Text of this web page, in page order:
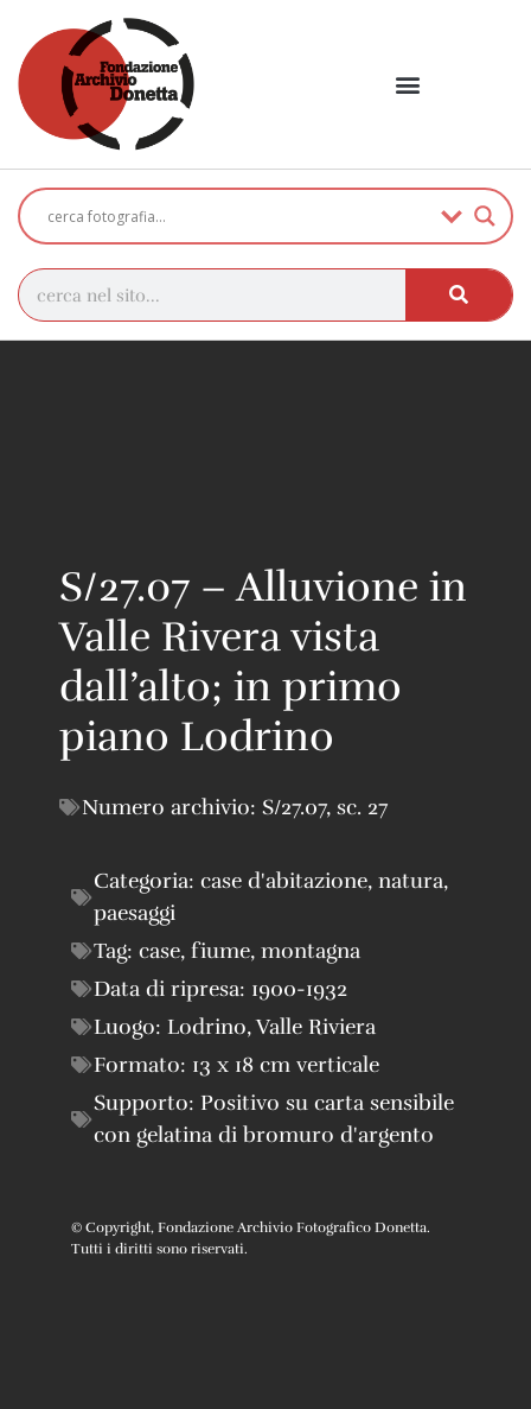
S/27.07 – Alluvione in
Valle Rivera vista
dall’alto; in primo
piano Lodrino
Numero archivio: S/27.07, sc. 27
Categoria: case d'abitazione, natura,
paesaggi
Tag: case, fiume, montagna
Data di ripresa: 1900-1932
Luogo: Lodrino,Valle Riviera
Formato: 13 x 18 cm verticale
Supporto: Positivo su carta sensibile
con gelatina di bromuro d'argento
© Copyright, Fondazione Archivio Fotografico Donetta.
Tutti i diritti sono riservati.